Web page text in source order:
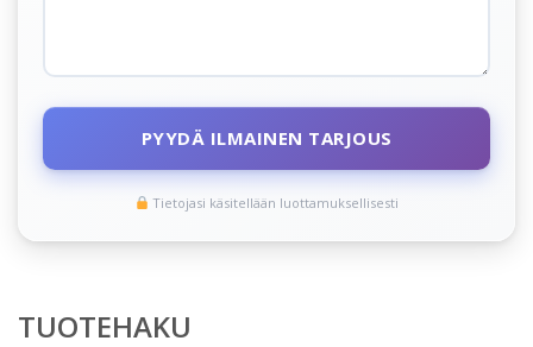
PYYDÄ ILMAINEN TARJOUS
Tietojasi käsitellään luottamuksellisesti
TUOTEHAKU